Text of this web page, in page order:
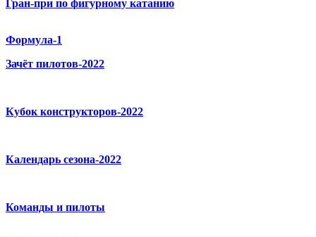
Гран-при по фигурному катанию
Формула-1
Зачёт пилотов-2022
Кубок конструкторов-2022
Календарь сезона-2022
Команды и пилоты